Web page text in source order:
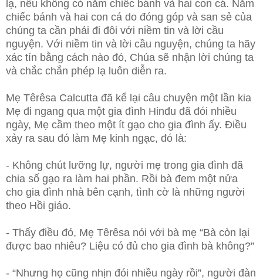
lạ, nếu không có năm chiếc bánh và hai con cá. Năm
chiếc bánh và hai con cá do đóng góp và san sẻ của
chúng ta cần phải đi đôi với niềm tin và lời cầu
nguyện. Với niềm tin và lời cầu nguyện, chúng ta hãy
xác tín bằng cách nào đó, Chúa sẽ nhận lời chúng ta
và chắc chắn phép lạ luôn diễn ra.
Mẹ Têrêsa Calcutta đã kể lại câu chuyện một lần kia
Mẹ đi ngang qua một gia đình Hinđu đã đói nhiều
ngày, Mẹ cầm theo một ít gạo cho gia đình ấy. Điều
xảy ra sau đó làm Mẹ kinh ngạc, đó là:
- Không chút lưỡng lự, người mẹ trong gia đình đã
chia số gạo ra làm hai phần. Rồi bà đem một nửa
cho gia đình nhà bên cạnh, tình cờ là những người
theo Hồi giáo.
- Thấy điều đó, Mẹ Têrêsa nói với bà mẹ “Bà còn lại
được bao nhiêu? Liệu có đủ cho gia đình bà không?”
- “Nhưng họ cũng nhịn đói nhiều ngày rồi”, người đàn